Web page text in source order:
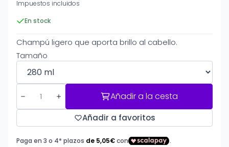
Impuestos incluidos
En stock
Champú ligero que aporta brillo al cabello.
Tamaño
Añadir a la cesta
Añadir a favoritos